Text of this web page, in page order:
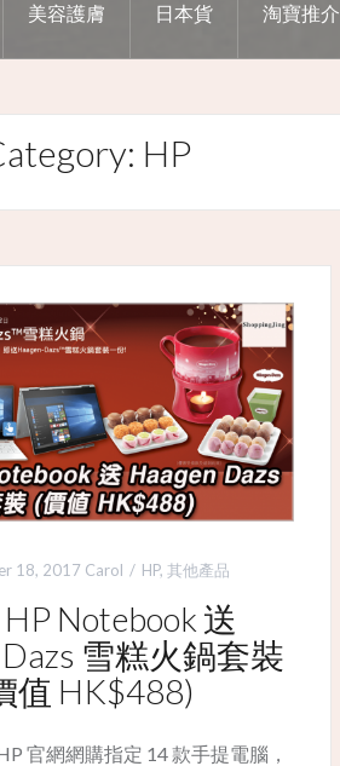
美容護膚 日本貨 淘寶推介
HP
18, 2017 Carol HP,其他產品
Notebook 送
雪糕火鍋套裝
值 HK$488)
官網網購指定 14 款手提電腦，